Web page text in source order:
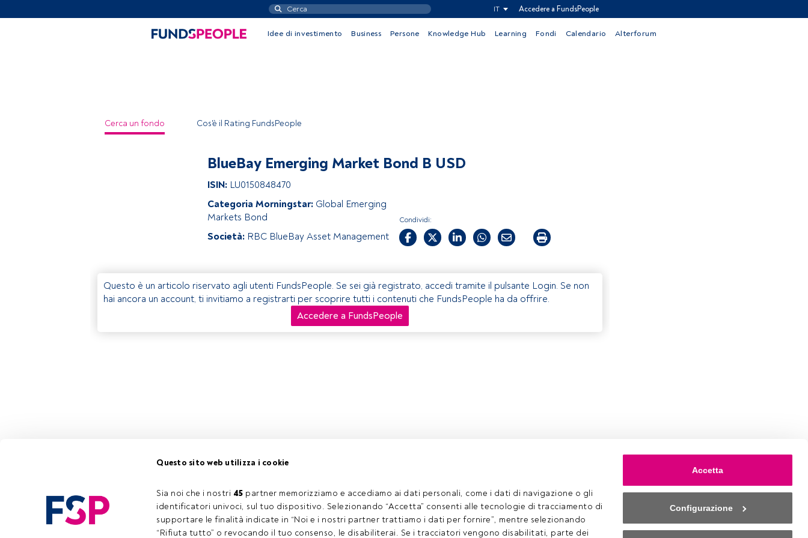
Questo sito web utilizza i cookie
Sia noi che i nostri 45 partner memorizziamo e accediamo ai dati personali, come i dati di navigazione o gli
identificatori univoci, sul tuo dispositivo. Selezionando “Accetta” consenti alle tecnologie di tracciamento di
supportare le finalità indicate in “Noi e i nostri partner trattiamo i dati per fornire”, mentre selezionando
“Rifiuta tutto” o revocando il tuo consenso, le disabiliterai. Se i tracciatori vengono disabilitati, parte dei
Accetta
Configurazione
IT Accedere a FundsPeople
Idee di investimento Business Persone Knowledge Hub Learning Fondi Calendario Alterforum
Cerca un fondo Cos'è il Rating FundsPeople
BlueBay Emerging Market Bond B USD
ISIN: LU0150848470
Categoria Morningstar: Global Emerging
Markets Bond
Società: RBC BlueBay Asset Management
Condividi:
Questo è un articolo riservato agli utenti FundsPeople. Se sei già registrato, accedi tramite il pulsante Login. Se non
hai ancora un account, ti invitiamo a registrarti per scoprire tutti i contenuti che FundsPeople ha da offrire.
Accedere a FundsPeople